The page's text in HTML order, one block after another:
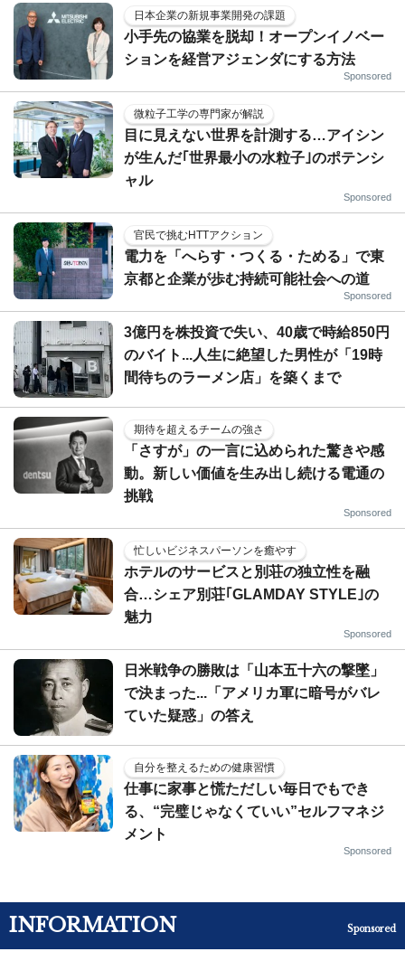
日本企業の新規事業開発の課題
小手先の協業を脱却！オープンイノベー
ションを経営アジェンダにする方法
Sponsored
微粒子工学の専門家が解説
目に見えない世界を計測する…アイシン
が生んだ｢世界最小の水粒子｣のポテンシ
ャル
Sponsored
官民で挑むHTTアクション
電力を「へらす・つくる・ためる」で東
京都と企業が歩む持続可能社会への道
Sponsored
3億円を株投資で失い、40歳で時給850円
のバイト...人生に絶望した男性が「19時
間待ちのラーメン店」を築くまで
期待を超えるチームの強さ
「さすが」の一言に込められた驚きや感
動。新しい価値を生み出し続ける電通の
挑戦
Sponsored
忙しいビジネスパーソンを癒やす
ホテルのサービスと別荘の独立性を融
合…シェア別荘｢GLAMDAY STYLE｣の
魅力
Sponsored
日米戦争の勝敗は「山本五十六の撃墜」
で決まった...「アメリカ軍に暗号がバレ
ていた疑惑」の答え
自分を整えるための健康習慣
仕事に家事と慌ただしい毎日でもでき
る、“完璧じゃなくていい”セルフマネジ
メント
Sponsored
INFORMATION Sponsored